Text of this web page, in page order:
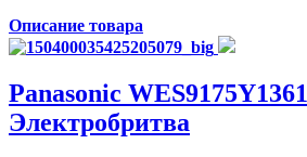
Описание товара
Panasonic WES9175Y1361
Электробритва